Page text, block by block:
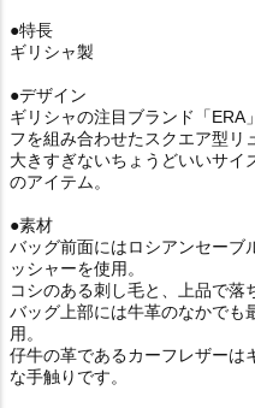
●特長
ギリシャ製
●デザイン
ギリシャの注目ブランド「ERA
フを組み合わせたスクエア型リ
大きすぎないちょうどいいサイ
のアイテム。
●素材
バッグ前面にはロシアンセーブ
ッシャーを使用。
コシのある刺し毛と、上品で落
バッグ上部には牛革のなかでも
用。
仔牛の革であるカーフレザーは
な手触りです。